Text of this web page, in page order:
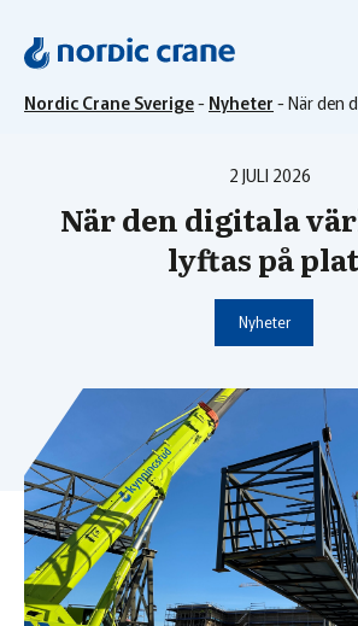
Nordic Crane Sverige- Nyheter -
2 JULI 2026
När den digitala
lyftas på
Nyheter